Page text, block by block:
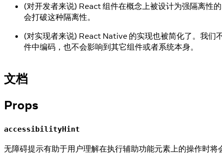
(对开发者来说) React 组件在概念上被设计为强隔离性
会打破这种隔离性。
(对实现者来说) React Native 的实现也被简化了。我们
件中编码，也不会影响到其它组件或者系统本身。
文档
Props
accessibilityHint
无障碍提示有助于用户理解在执行辅助功能元素上的操作时